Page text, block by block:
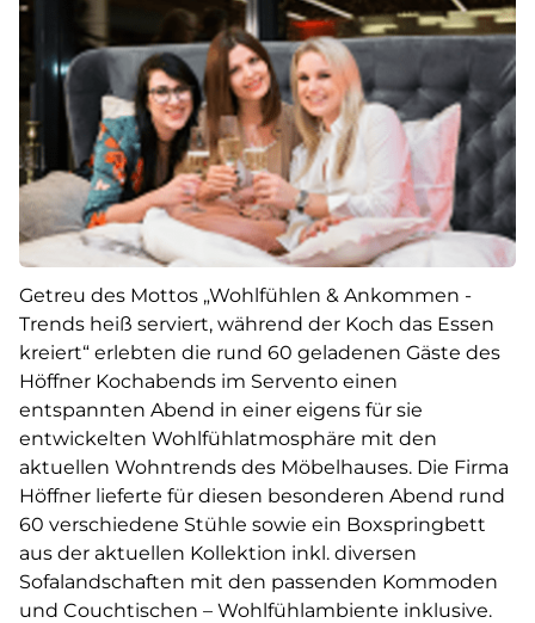
Getreu des Mottos „Wohlfühlen & Ankommen -
Trends heiß serviert, während der Koch das Essen
kreiert“ erlebten die rund 60 geladenen Gäste des
Höffner Kochabends im Servento einen
entspannten Abend in einer eigens für sie
entwickelten Wohlfühlatmosphäre mit den
aktuellen Wohntrends des Möbelhauses. Die Firma
Höffner lieferte für diesen besonderen Abend rund
60 verschiedene Stühle sowie ein Boxspringbett
aus der aktuellen Kollektion inkl. diversen
Sofalandschaften mit den passenden Kommoden
und Couchtischen – Wohlfühlambiente inklusive.